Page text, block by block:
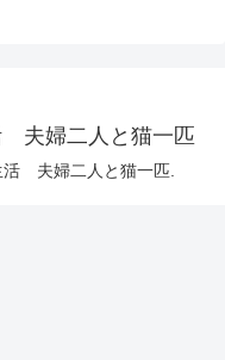
夫婦二人と猫一匹
夫婦二人と猫一匹.